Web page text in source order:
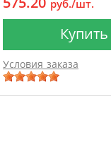
руб./шт.
Купить
Условия заказа